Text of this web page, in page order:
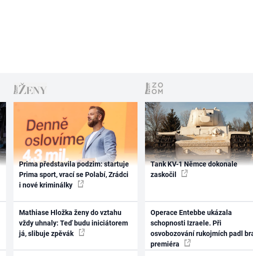
Prima představila podzim: startuje
Prima sport, vrací se Polabí, Zrádci
i nové kriminálky
Mathiase Hložka ženy do vztahu
vždy uhnaly: Teď budu iniciátorem
já, slibuje zpěvák
Tank KV-1 Němce dokonale
zaskočil
Operace Entebbe ukázala
schopnosti Izraele. Při
osvobozování rukojmích padl
premiéra